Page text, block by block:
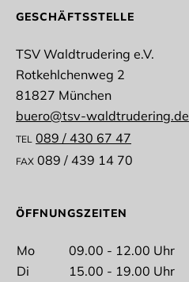
GESCHÄFTSSTELLE
TSV Waldtrudering e.V.
Rotkehlchenweg 2
81827 München
buero@tsv-waldtrudering.de
TEL 089 / 430 67 47
FAX 089 / 439 14 70
ÖFFNUNGSZEITEN
Mo
09.00 - 12.00 Uhr
Di
15.00 - 19.00 Uhr